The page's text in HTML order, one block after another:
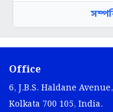
Office
6, J.B.S. Haldane Avenue,
Kolkata 700 105, India.